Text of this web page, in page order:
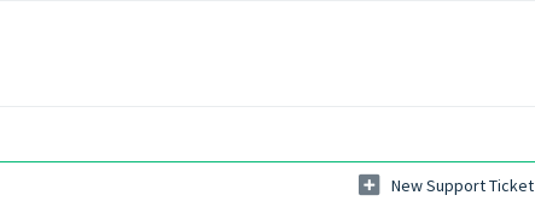
New Support Ticket